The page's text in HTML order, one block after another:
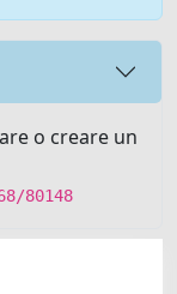
o creare un
80148